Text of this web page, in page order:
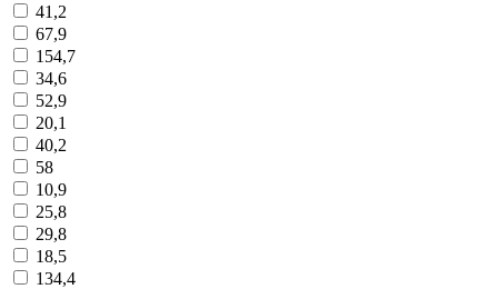
41,2
67,9
154,7
34,6
52,9
20,1
40,2
58
10,9
25,8
29,8
18,5
134,4